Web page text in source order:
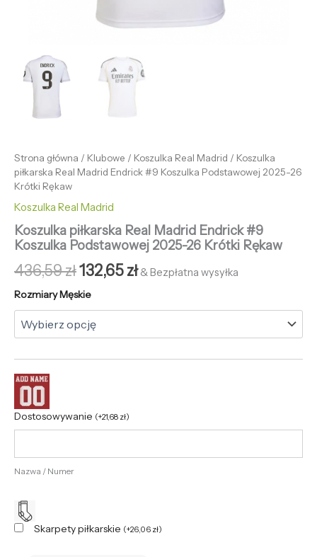
Strona główna / Klubowe / Koszulka Real Madrid / Koszulka
piłkarska Real Madrid Endrick #9 Koszulka Podstawowej 2025-26
Krótki Rękaw
Koszulka Real Madrid
Koszulka piłkarska Real Madrid Endrick #9
Koszulka Podstawowej 2025-26 Krótki Rękaw
436,59zł132,65zł & Bezpłatna wysyłka
Rozmiary Męskie
Dostosowywanie (+21,68 zł)
Nazwa / Numer
Skarpety piłkarskie (+26,06 zł)